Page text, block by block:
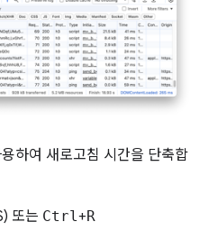
하여 새로고침 시간을 단축합
또는 Ctrl +R